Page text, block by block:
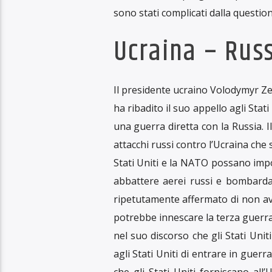
Ascolta il